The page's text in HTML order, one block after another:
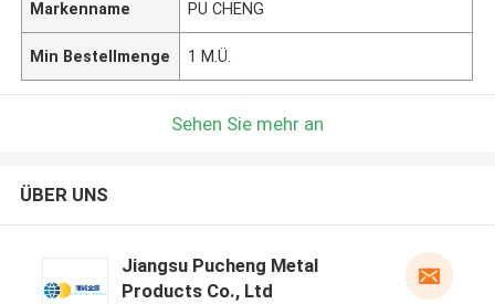
Markenname PU CHENG
Min Bestellmenge 1 M.Ü.
Sehen Sie mehr an
ÜBER UNS
Jiangsu Pucheng Metal
Products Co., Ltd